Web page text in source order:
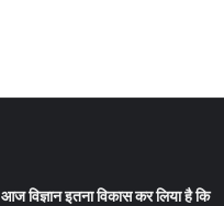
आज विज्ञान इतना विकास कर लिया है कि